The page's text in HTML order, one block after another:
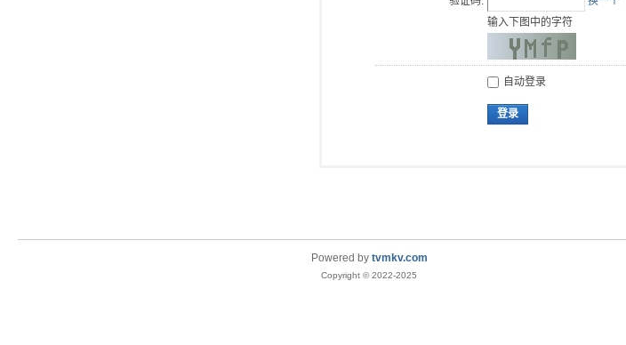
输入下图中的字符
自动登录
登录
Powered by tvmkv.com
Copyright © 2022-2025